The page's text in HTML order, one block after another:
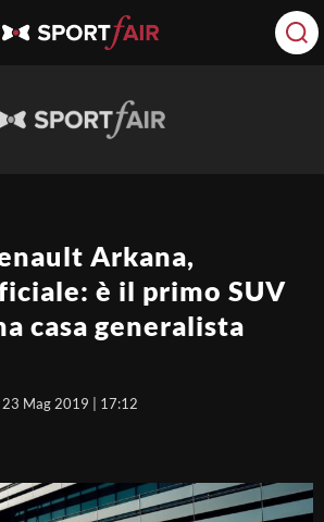
Arkana,
è il primo SUV
casa generalista
23 Mag 2019 | 17:12